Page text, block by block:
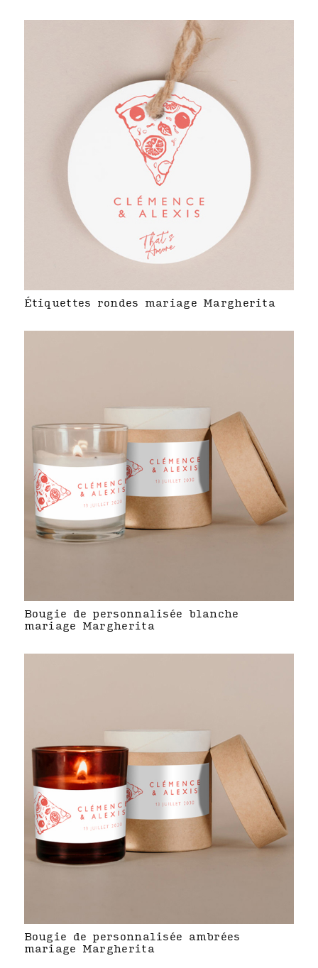
Étiquettes rondes mariage Margherita
Bougie de personnalisée blanche
mariage Margherita
Bougie de personnalisée ambrées
mariage Margherita